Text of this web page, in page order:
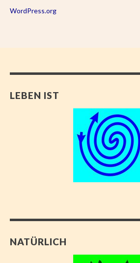
WordPress.org
LEBEN IST
NATÜRLICH